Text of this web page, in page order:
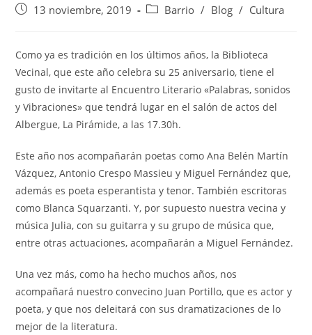
13 noviembre, 2019
Barrio / Blog / Cultura
Como ya es tradición en los últimos años, la Biblioteca
Vecinal, que este año celebra su 25 aniversario, tiene el
gusto de invitarte al Encuentro Literario «Palabras, sonidos
y Vibraciones» que tendrá lugar en el salón de actos del
Albergue, La Pirámide, a las 17.30h.
Este año nos acompañarán poetas como Ana Belén Martín
Vázquez, Antonio Crespo Massieu y Miguel Fernández que,
además es poeta esperantista y tenor. También escritoras
como Blanca Squarzanti. Y, por supuesto nuestra vecina y
música Julia, con su guitarra y su grupo de música que,
entre otras actuaciones, acompañarán a Miguel Fernández.
Una vez más, como ha hecho muchos años, nos
acompañará nuestro convecino Juan Portillo, que es actor y
poeta, y que nos deleitará con sus dramatizaciones de lo
mejor de la literatura.